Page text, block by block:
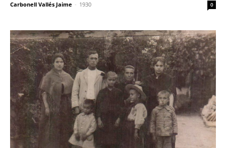
Carbonell Vallés Jaime - 1930 0